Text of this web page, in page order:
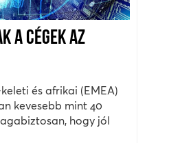
A CÉGEK AZ
és afrikai (EMEA)
kevesebb mint 40
hogy jól